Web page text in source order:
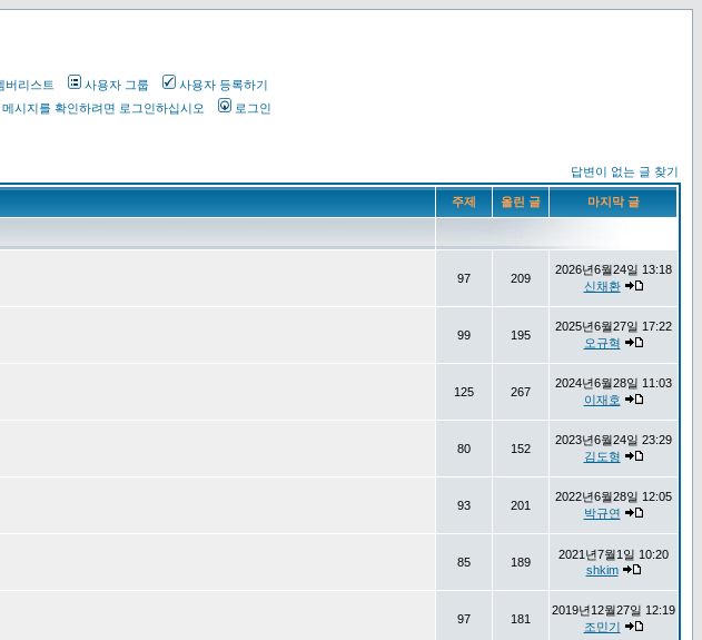
버리스트 사용자 그룹
사용자 등록하기
메시지를 확인하려면 로그인하십시오 로그인
답변이 없는 글 찾기
주제 올린 글 마지막 글
97 209
2026년6월24일 13:18
신채환
99 195
2025년6월27일 17:22
오규혁
125 267
2024년6월28일 11:03
이재호
80 152
2023년6월24일 23:29
김도형
93 201
2022년6월28일 12:05
박규연
85 189
2021년7월1일 10:20
shkim
97 181
2019년12월27일 12:19
조민기